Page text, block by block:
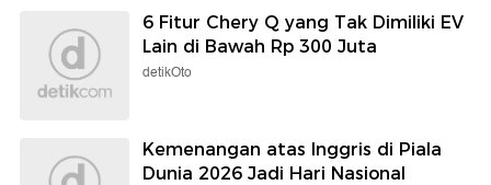
6 Fitur Chery Q yang Tak Dimiliki EV
Lain di Bawah Rp 300 Juta
detikOto
Kemenangan atas Inggris di Piala
Dunia 2026 Jadi Hari Nasional